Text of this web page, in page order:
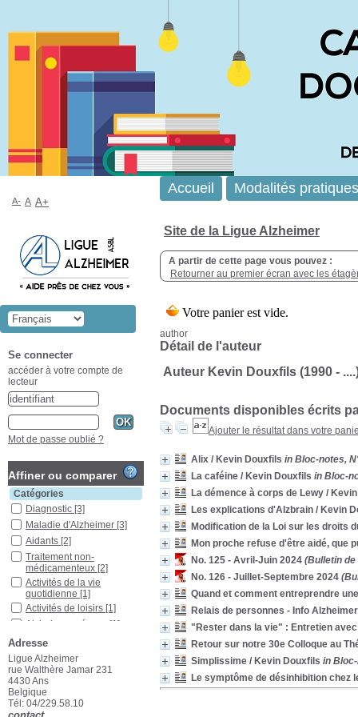
Site de la Ligue Alzheimer
A partir de cette page vous pouvez :
Retourner au premier écran avec les
author
Détail de l'auteur
Auteur Kevin Douxfils (1990 -
Documents disponibles écrits
Ajouter le résultat dans votre
Alix / Kevin Douxfils in Bloc-notes,
La caféine / Kevin Douxfils in Bloc-
La démence à corps de Lewy /
Les explications d'Alzbrain / Kevin
Modification de la Loi sur les droits
Mon proche refuse d'être aidé, que
No. 125 - Avril-Juin 2024 (Bulletin
No. 126 - Juillet-Septembre 2024
Quand et comment entreprendre
Relais de personnes - Info Alzheimer
"Rester dans la vie" : Entretien
Retour sur notre 30e Colloque au
Simplissime / Kevin Douxfils in
Le symptôme de désinhibition chez
Accueil Modalités pratiques
A- A A+
Se connecter
accéder à votre compte de
lecteur
Mot de passe oublié ?
Affiner ou comparer
Catégories
Diagnostic [3]
Maladie d'Alzheimer [3]
Aidants [2]
Traitement non-
médicamenteux [2]
Activités de la vie
quotidienne [1]
Activités de loisirs [1]
Alzheimer précoce [1]
Colloque
Contrôle du
comportement[1]
Démence frontotemporale
[1]
Dépendance
Adresse
Ligue Alzheimer
rue Walthère Jamar 231
4430 Ans
Belgique
Tél: 04/229.58.10